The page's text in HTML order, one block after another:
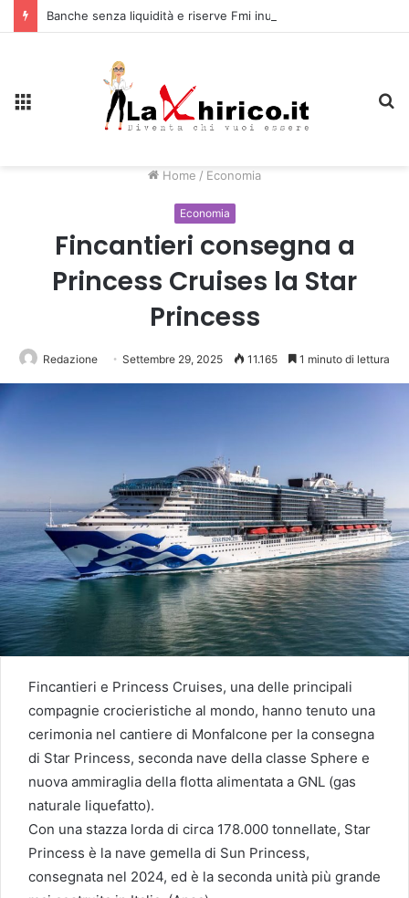
Home / Economia
Economia
Fincantieri consegna a
Princess Cruises la Star
Princess
Redazione Settembre 29, 2025 11.165 1 minuto di lettura
Fincantieri e Princess Cruises, una delle principali
compagnie crocieristiche al mondo, hanno tenuto una
cerimonia nel cantiere di Monfalcone per la consegna
di Star Princess, seconda nave della classe Sphere e
nuova ammiraglia della flotta alimentata a GNL (gas
naturale liquefatto).
Con una stazza lorda di circa 178.000 tonnellate, Star
Princess è la nave gemella di Sun Princess,
consegnata nel 2024, ed è la seconda unità più grande